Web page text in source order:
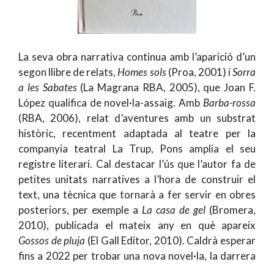
La seva obra narrativa continua amb l’aparició d’un
segon llibre de relats, Homes sols(Proa, 2001) iSorra
a les Sabates(La Magrana RBA, 2005), que Joan F.
López qualifica de novel·la-assaig. Amb Barba-rossa
(RBA, 2006), relat d’aventures amb un substrat
històric, recentment adaptada al teatre per la
companyia teatral La Trup, Pons amplia el seu
registre literari. Cal destacar l’ús que l’autor fa de
petites unitats narratives a l’hora de construir el
text, una tècnica que tornarà a fer servir en obres
posteriors, per exemple a La casa de gel (Bromera,
2010), publicada el mateix any en què apareix
Gossos de pluja (El Gall Editor, 2010). Caldrà esperar
fins a 2022 per trobar una nova novel·la, la darrera